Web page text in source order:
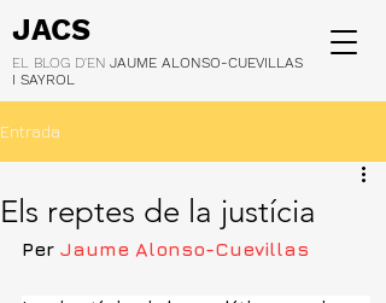
JACS
EL BLOG D'EN JAUME ALONSO-CUEVILLAS
I SAYROL
Entrada
Els reptes de la justícia
Per Jaume Alonso-Cuevillas